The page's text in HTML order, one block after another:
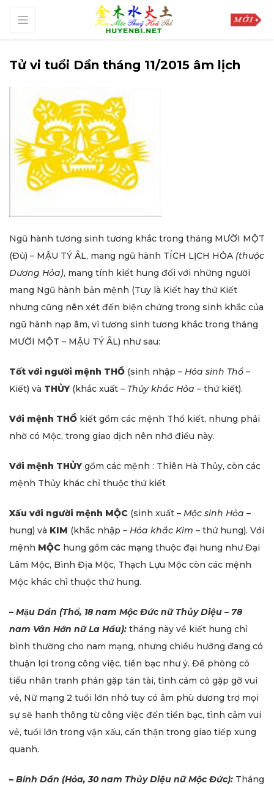
Tử vi tuổi Dần tháng 11/2015 âm lịch
Ngũ hành tương sinh tương khắc trong tháng MƯỜI MỘT
(Đủ) – MẬU TÝ ÂL, mang ngũ hành TÍCH LỊCH HỎA (thuộc
Dương Hỏa), mang tính kiết hung đối với những người
mang Ngũ hành bản mệnh (Tuy là Kiết hay thứ Kiết
nhưng cũng nên xét đến biện chứng trong sinh khắc của
ngũ hành nạp âm, vì tương sinh tương khắc trong tháng
MƯỜI MỘT – MẬU TÝ ÂL) như sau:
Tốt với người mệnh THỔ (sinh nhập – Hỏa sinh Thổ –
Kiết) và THỦY(khắc xuất – Thủy khắc Hỏa – thứ kiết).
Với mệnh THỔ kiết gồm các mệnh Thổ kiết, nhưng phải
nhờ có Mộc, trong giao dịch nên nhớ điều này.
Với mệnh THỦYgồm các mệnh : Thiên Hà Thủy, còn các
mệnh Thủy khác chỉ thuộc thứ kiết
Xấu với người mệnh MỘC (sinh xuất – Mộc sinh Hỏa –
hung) và KIM (khắc nhập – Hỏa khắc Kim – thứ hung). Với
mệnh MỘC hung gồm các mạng thuộc đại hung như Đại
Lâm Mộc, Bình Địa Mộc, Thạch Lựu Mộc còn các mệnh
Mộc khác chỉ thuộc thứ hung.
– Mậu Dần (Thổ, 18 nam Mộc Đức nữ Thủy Diệu – 78
nam Vân Hớn nữ La Hầu): tháng này về kiết hung chỉ
bình thường cho nam mạng, nhưng chiều hướng đang có
thuận lợi trong công việc, tiền bạc như ý. Đề phòng có
tiểu nhân tranh phản gặp tán tài, tình cảm có gặp gỡ vui
vẻ, Nữ mạng 2 tuổi lớn nhỏ tuy có âm phù dương trợ mọi
sự sẽ hanh thông từ công việc đến tiền bạc, tình cảm vui
vẻ, tuổi lớn trong vận xấu, cẩn thận trong giao tiếp xung
quanh.
– Bính Dần (Hỏa, 30 nam Thủy Diệu nữ Mộc Đức): Tháng